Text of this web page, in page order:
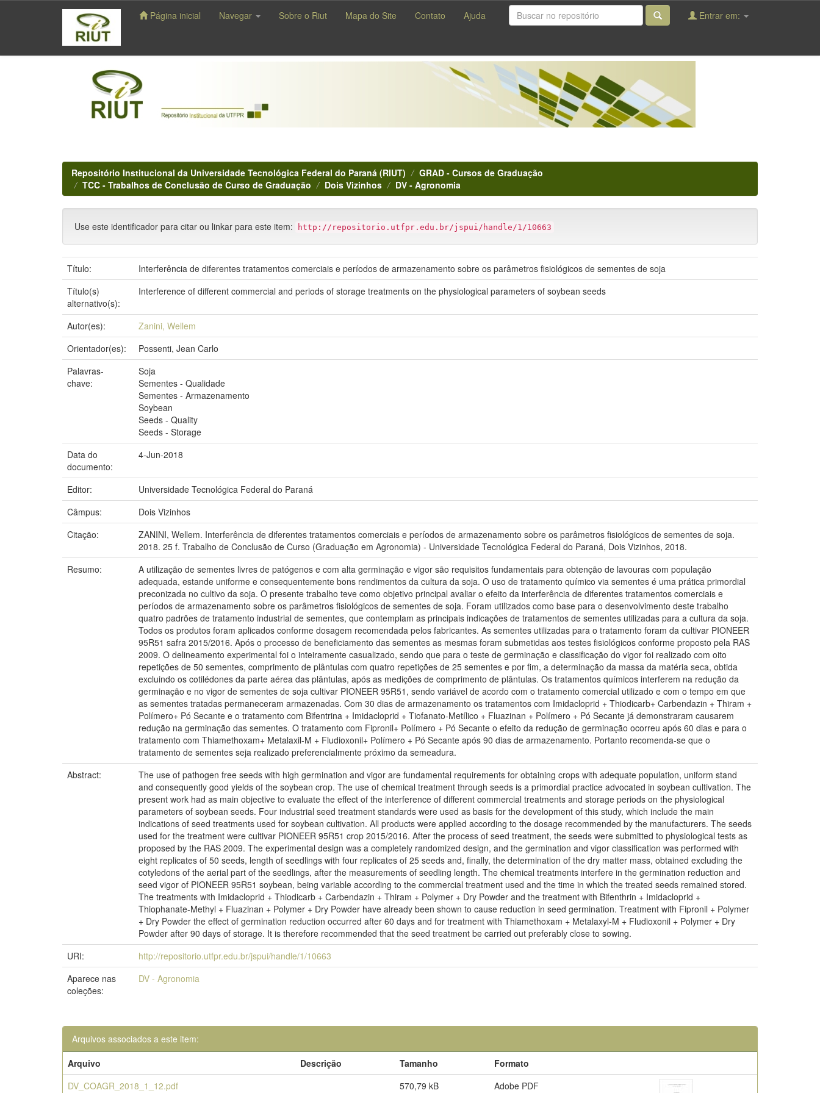
navigation
Página inicial Navegar Sobre o Riut Mapa do Site Contato Ajuda Entrar em:
Repositório Institucional da Universidade Tecnológica Federal do Paraná (RIUT)
GRAD - Cursos de Graduação
TCC - Trabalhos de Conclusão de Curso de Graduação
Dois Vizinhos DV - Agronomia
Use este identificador para citar ou linkar para este item: http://repositorio.utfpr.edu.br/jspui/handle/1/10663
Título:
Interferência de diferentes tratamentos comerciais e períodos de armazenamento sobre os parâmetros fisiológicos de sementes de soja
Título(s)
alternativo(s):
Interference of different commercial and periods of storage treatments on the physiological parameters of soybean seeds
Autor(es):
Zanini, Wellem
Orientador(es):
Possenti, Jean Carlo
Palavras-
chave:
Soja
Sementes - Qualidade
Sementes - Armazenamento
Soybean
Seeds - Quality
Seeds - Storage
Data do
documento:
4-Jun-2018
Editor:
Universidade Tecnológica Federal do Paraná
Câmpus:
Dois Vizinhos
Citação:
ZANINI, Wellem. Interferência de diferentes tratamentos comerciais e períodos de armazenamento sobre os parâmetros fisiológicos de sementes de soja.
2018. 25 f. Trabalho de Conclusão de Curso (Graduação em Agronomia) - Universidade Tecnológica Federal do Paraná, Dois Vizinhos, 2018.
Resumo:
A utilização de sementes livres de patógenos e com alta germinação e vigor são requisitos fundamentais para obtenção de lavouras com população
adequada, estande uniforme e consequentemente bons rendimentos da cultura da soja. O uso de tratamento químico via sementes é uma prática primordial
preconizada no cultivo da soja. O presente trabalho teve como objetivo principal avaliar o efeito da interferência de diferentes tratamentos comerciais e
períodos de armazenamento sobre os parâmetros fisiológicos de sementes de soja. Foram utilizados como base para o desenvolvimento deste trabalho
quatro padrões de tratamento industrial de sementes, que contemplam as principais indicações de tratamentos de sementes utilizadas para a cultura da soja.
Todos os produtos foram aplicados conforme dosagem recomendada pelos fabricantes. As sementes utilizadas para o tratamento foram da cultivar PIONEER
95R51 safra 2015/2016. Após o processo de beneficiamento das sementes as mesmas foram submetidas aos testes fisiológicos conforme proposto pela RAS
2009. O delineamento experimental foi o inteiramente casualizado, sendo que para o teste de germinação e classificação do vigor foi realizado com oito
repetições de 50 sementes, comprimento de plântulas com quatro repetições de 25 sementes e por fim, a determinação da massa da matéria seca, obtida
excluindo os cotilédones da parte aérea das plântulas, após as medições de comprimento de plântulas. Os tratamentos químicos interferem na redução da
germinação e no vigor de sementes de soja cultivar PIONEER 95R51, sendo variável de acordo com o tratamento comercial utilizado e com o tempo em que
as sementes tratadas permaneceram armazenadas. Com 30 dias de armazenamento os tratamentos com Imidacloprid + Thiodicarb+ Carbendazin + Thiram +
Polímero+ Pó Secante e o tratamento com Bifentrina + Imidacloprid + Tiofanato-Metílico + Fluazinan + Polímero + Pó Secante já demonstraram causarem
redução na germinação das sementes. O tratamento com Fipronil+ Polímero + Pó Secante o efeito da redução de germinação ocorreu após 60 dias e para o
tratamento com Thiamethoxam+ Metalaxil-M + Fludioxonil+ Polímero + Pó Secante após 90 dias de armazenamento. Portanto recomenda-se que o
tratamento de sementes seja realizado preferencialmente próximo da semeadura.
Abstract:
The use of pathogen free seeds with high germination and vigor are fundamental requirements for obtaining crops with adequate population, uniform stand
and consequently good yields of the soybean crop. The use of chemical treatment through seeds is a primordial practice advocated in soybean cultivation. The
present work had as main objective to evaluate the effect of the interference of different commercial treatments and storage periods on the physiological
parameters of soybean seeds. Four industrial seed treatment standards were used as basis for the development of this study, which include the main
indications of seed treatments used for soybean cultivation. All products were applied according to the dosage recommended by the manufacturers. The seeds
used for the treatment were cultivar PIONEER 95R51 crop 2015/2016. After the process of seed treatment, the seeds were submitted to physiological tests as
proposed by the RAS 2009. The experimental design was a completely randomized design, and the germination and vigor classification was performed with
eight replicates of 50 seeds, length of seedlings with four replicates of 25 seeds and, finally, the determination of the dry matter mass, obtained excluding the
cotyledons of the aerial part of the seedlings, after the measurements of seedling length. The chemical treatments interfere in the germination reduction and
seed vigor of PIONEER 95R51 soybean, being variable according to the commercial treatment used and the time in which the treated seeds remained stored.
The treatments with Imidacloprid + Thiodicarb + Carbendazin + Thiram + Polymer + Dry Powder and the treatment with Bifenthrin + Imidacloprid +
Thiophanate-Methyl + Fluazinan + Polymer + Dry Powder have already been shown to cause reduction in seed germination. Treatment with Fipronil + Polymer
+ Dry Powder the effect of germination reduction occurred after 60 days and for treatment with Thiamethoxam + Metalaxyl-M + Fludioxonil + Polymer + Dry
Powder after 90 days of storage. It is therefore recommended that the seed treatment be carried out preferably close to sowing.
URI:
http://repositorio.utfpr.edu.br/jspui/handle/1/10663
Aparece nas
coleções:
DV - Agronomia
Arquivos associados a este item:
Arquivo
Descrição Tamanho
Formato
DV_COAGR_2018_1_12.pdf
570,79 kB Adobe PDF